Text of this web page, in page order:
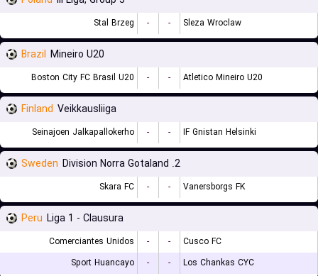
Stal Brzeg - - Sleza Wroclaw
Brazil Mineiro U20
Boston City FC Brasil U20 - - Atletico Mineiro U20
Finland Veikkausliiga
Seinajoen Jalkapallokerho - - IF Gnistan Helsinki
Sweden 2. Division Norra Gotaland
Skara FC - - Vanersborgs FK
Peru Liga 1 - Clausura
Comerciantes Unidos - -
Cusco FC
Sport Huancayo
- - Los Chankas CYC